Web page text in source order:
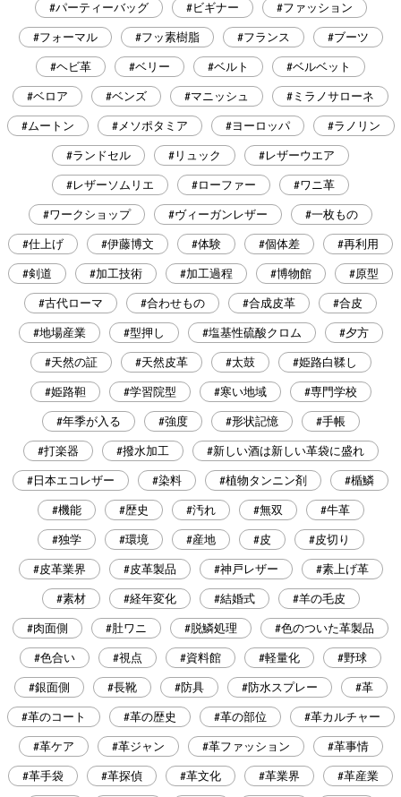
#パーティーバッグ #ビギナー #ファッション
#フォーマル #フッ素樹脂 #フランス #ブーツ
#ヘビ革 #ベリー #ベルト #ベルベット
#ベロア #ベンズ #マニッシュ #ミラノサローネ
#ムートン #メソポタミア #ヨーロッパ #ラノリン
#ランドセル #リュック #レザーウエア
#レザーソムリエ #ローファー #ワニ革
#ワークショップ #ヴィーガンレザー #一枚もの
#仕上げ #伊藤博文 #体験 #個体差 #再利用
#剣道 #加工技術 #加工過程 #博物館 #原型
#古代ローマ #合わせもの #合成皮革 #合皮
#地場産業 #型押し #塩基性硫酸クロム #夕方
#天然の証 #天然皮革 #太鼓 #姫路白鞣し
#姫路靼 #学習院型 #寒い地域 #専門学校
#年季が入る #強度 #形状記憶 #手帳
#打楽器 #撥水加工 #新しい酒は新しい革袋に盛れ
#日本エコレザー #染料 #植物タンニン剤 #楯鱗
#機能 #歴史 #汚れ #無双 #牛革
#独学 #環境 #産地 #皮 #皮切り
#皮革業界 #皮革製品 #神戸レザー #素上げ革
#素材 #経年変化 #結婚式 #羊の毛皮
#肉面側 #肚ワニ #脱鱗処理 #色のついた革製品
#色合い #視点 #資料館 #軽量化 #野球
#銀面側 #長靴 #防具 #防水スプレー #革
#革のコート #革の歴史 #革の部位 #革カルチャー
#革ケア #革ジャン #革ファッション #革事情
#革手袋 #革探偵 #革文化 #革業界 #革産業